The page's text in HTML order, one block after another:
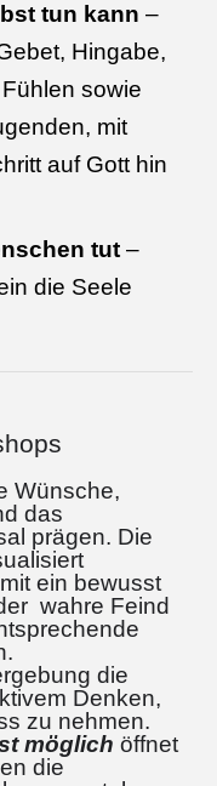
tun kann –
Hingabe,
sowie
mit
auf Gott hin
tut –
die Seele
Wünsche,
das
prägen. Die
ein bewusst
wahre Feind
die
Denken,
zu nehmen.
möglich öffnet
die